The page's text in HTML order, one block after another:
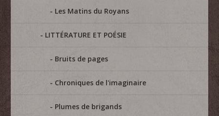
Les Matins du Royans
LITTÉRATURE ET POÉSIE
Bruits de pages
Chroniques de l'imaginaire
Plumes de brigands